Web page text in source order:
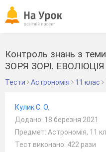
Контроль знань з
ЗОРЯ ЗОРІ. ЕВОЛЮЦІЯ
Тести Астрономія 11 клас
Кулик С. О.
Додано: 18 березня 2021
Предмет: Астрономія, 11
Тест виконано: 422 рази